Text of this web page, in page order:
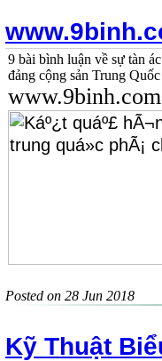
9 bài bình luận về sự tàn
đảng cộng sản Trung Quốc
www.9binh.com
Posted on 28 Jun 2018
Kỹ Thuật